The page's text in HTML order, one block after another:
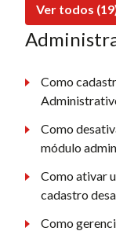
Ver todos
Como
Como
módulo
Como ativar
cadastro
Como